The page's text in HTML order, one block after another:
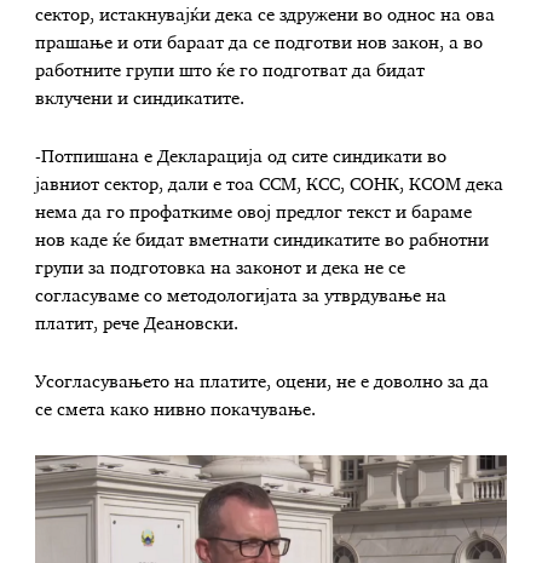
сектор, истакнувајќи дека се здружени во однос на ова
прашање и оти бараат да се подготви нов закон, а во
работните групи што ќе го подготват да бидат
вклучени и синдикатите.
-Потпишана е Декларација од сите синдикати во
јавниот сектор, дали е тоа ССМ, КСС, СОНК, КСОМ дека
нема да го профаткиме овој предлог текст и бараме
нов каде ќе бидат вметнати синдикатите во рабнотни
групи за подготовка на законот и дека не се
согласуваме со методологијата за утврдување на
платит, рече Деановски.
Усогласувањето на платите, оцени, не е доволно за да
се смета како нивно покачување.